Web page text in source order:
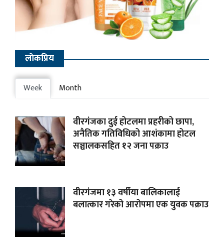
लाेकप्रिय
Week Month
वीरगंजका दुई होटलमा प्रहरीको छापा,
अनैतिक गतिविधिको आशंकामा होटल
सञ्चालकसहित १२ जना पक्राउ
वीरगंजमा १३ वर्षीया बालिकालाई
बलात्कार गरेको आरोपमा एक युवक पक्राउ